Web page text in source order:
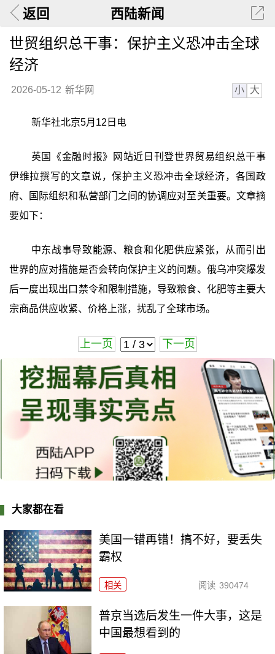
返回 西陆新闻
世贸组织总干事：保护主义恐冲击全球
经济
2026-05-12 新华网 小 大
新华社北京5月12日电
英国《金融时报》网站近日刊登世界贸易组织总干事
伊维拉撰写的文章说，保护主义恐冲击全球经济，各国政
府、国际组织和私营部门之间的协调应对至关重要。文章摘
要如下：
中东战事导致能源、粮食和化肥供应紧张，从而引出
世界的应对措施是否会转向保护主义的问题。俄乌冲突爆发
后一度出现出口禁令和限制措施，导致粮食、化肥等主要大
宗商品供应收紧、价格上涨，扰乱了全球市场。
上一页 下一页
大家都在看
美国一错再错！搞不好，要丢失
霸权
相关 阅读 390474
普京当选后发生一件大事，这是
中国最想看到的